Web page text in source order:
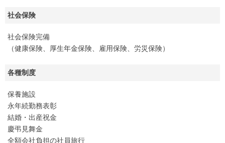
社会保険
社会保険完備
（健康保険、厚生年金保険、雇用保険、労災保険）
各種制度
保養施設
永年続勤務表彰
結婚・出産祝金
慶弔見舞金
全額会社負担の社員旅行